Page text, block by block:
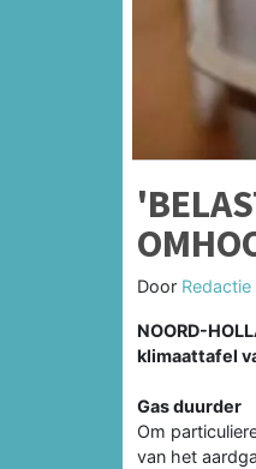
Door Redactie
NOORD-
klimaattafel
Gas duurder
Om
van het